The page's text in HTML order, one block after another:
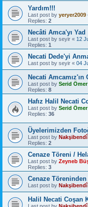
Yardım!!!
Last post by yeryer2009
Replies: 2
Necâti Amca'yı Yad
Last post by seyir « 12
Replies: 1
Necati Dede'yi
Last post by seyir « 04
Necati
Last post by Serid Ömer
Replies: 8
Hafız Halil Necati
Last post by Serid Ömer
Replies: 36
Üyelerimizden
Last post by Nakşibendî
Replies: 2
Cenaze Töreni /
Last post by Zeyneb
Replies: 3
Cenaze
Last post by Nakşibendî
Halil Necati Coşan
Last post by Nakşibendî